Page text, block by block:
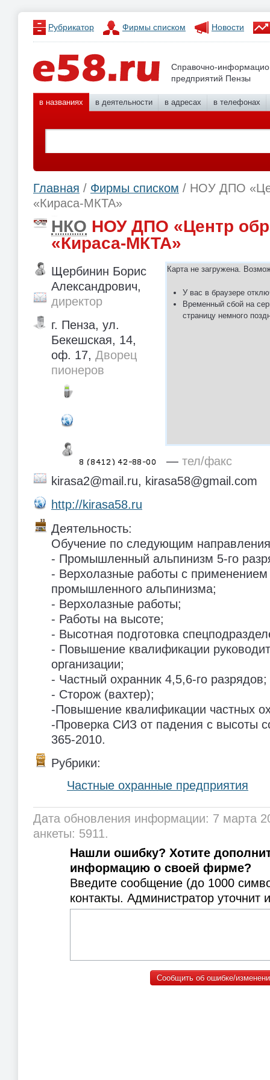
Рубрикатор Фирмы списком Новости
Справочно-
предприятий Пензы
в названиях в деятельности в адресах в телефонах
Главная / Фирмы списком / НОУ ДПО
«Кираса-МКТА»
НКО НОУ ДПО «Центр
«Кираса-МКТА»
Карта не загружена.
У вас в браузере
Временный сбой на
страницу немного
Щербинин Борис
Александрович,
директор
г. Пенза, ул.
Бекешская, 14,
оф. 17, Дворец
пионеров
— тел/факс
kirasa2@mail.ru, kirasa58@gmail.com
http://kirasa58.ru
Деятельность:
Обучение по следующим
- Промышленный альпинизм 5-го
- Верхолазные работы с
промышленного альпинизма;
- Верхолазные работы;
- Работы на высоте;
- Высотная подготовка
- Повышение квалификации
организации;
- Частный охранник 4,5,6-го разрядов;
- Сторож (вахтер);
-Повышение квалификации частных
-Проверка СИЗ от падения с высоты
365-2010.
Рубрики:
Частные охранные предприятия
Дата обновления информации: 7 марта
анкеты: 5911.
Нашли ошибку? Хотите
информацию о своей фирме?
Введите сообщение (до 1000
контакты. Администратор